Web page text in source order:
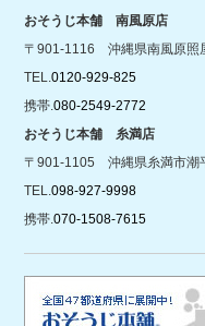
おそうじ本舗 南風原店
〒901-1116 沖縄県南風原照
TEL.0120-929-825
携帯.080-2549-2772
おそうじ本舗 糸満店
〒901-1105 沖縄県糸満市潮
TEL.098-927-9998
携帯.070-1508-7615